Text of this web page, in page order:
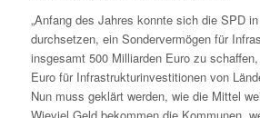
„Anfang des Jahres konnte sich die SPD
durchsetzen, ein Sondervermögen für
insgesamt 500 Milliarden Euro zu
Euro für Infrastrukturinvestitionen von
Nun muss geklärt werden, wie die Mittel